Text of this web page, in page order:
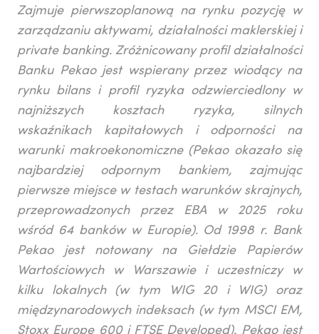
Zajmuje pierwszoplanową na rynku pozycję w
zarządzaniu aktywami, działalności maklerskiej i
private banking. Zróżnicowany profil działalności
Banku Pekao jest wspierany przez wiodący na
rynku bilans i profil ryzyka odzwierciedlony w
najniższych kosztach ryzyka, silnych
wskaźnikach kapitałowych i odporności na
warunki makroekonomiczne (Pekao okazało się
najbardziej odpornym bankiem, zajmując
pierwsze miejsce w testach warunków skrajnych,
przeprowadzonych przez EBA w 2025 roku
wśród 64 banków w Europie). Od 1998 r. Bank
Pekao jest notowany na Giełdzie Papierów
Wartościowych w Warszawie i uczestniczy w
kilku lokalnych (w tym WIG 20 i WIG) oraz
międzynarodowych indeksach (w tym MSCI EM,
Stoxx Europe 600 i FTSE Developed). Pekao jest